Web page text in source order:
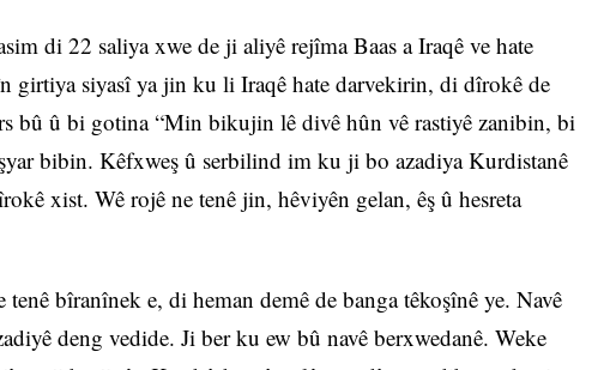
di 22 saliya xwe de ji aliyê rejîma Baas a Iraqê ve hate
girtiya siyasî ya jin ku li Iraqê hate darvekirin, di dîrokê de
bû û bi gotina “Min bikujin lê divê hûn vê rastiyê zanibin, bi
bibin. Kêfxweş û serbilind im ku ji bo azadiya Kurdistanê
xist. Wê rojê ne tenê jin, hêviyên gelan, êş û hesreta
bîranînek e, di heman demê de banga têkoşînê ye. Navê
deng vedide. Ji ber ku ew bû navê berxwedanê. Weke